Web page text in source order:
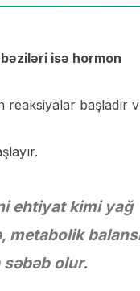
isə hormon
reaksiyalar başladır
ehtiyat kimi yağ
metabolik
səbəb olur.